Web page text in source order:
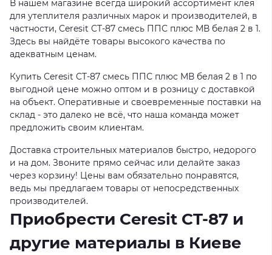
В нашем магазине всегда широкий ассортимент клея
для утеплителя различных марок и производителей, в
частности, Ceresit CT-87 смесь ППС плюс МВ белая 2 в 1.
Здесь вы найдёте товары высокого качества по
адекватным ценам.
Купить Ceresit CT-87 смесь ППС плюс МВ белая 2 в 1 по
выгодной цене можно оптом и в розницу с доставкой
на объект. Оперативные и своевременные поставки на
склад - это далеко не всё, что наша команда может
предложить своим клиентам.
Доставка строительных материалов быстро, недорого
и на дом. Звоните прямо сейчас или делайте заказ
через корзину! Цены вам обязательно понравятся,
ведь мы предлагаем товары от непосредственных
производителей.
Приобрести Ceresit CT-87 и
другие материалы в Киеве